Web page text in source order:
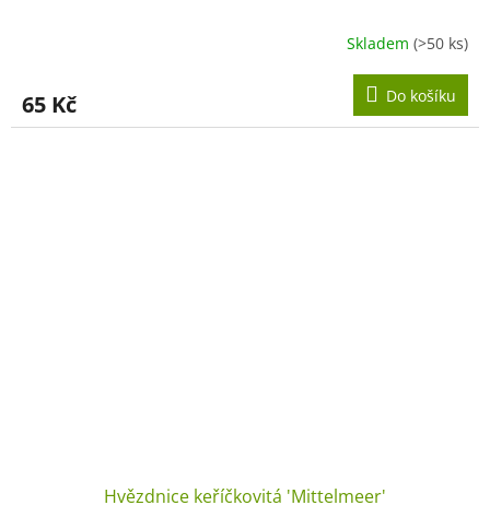
Skladem (>50 ks)
65 Kč Do košíku
Hvězdnice keříčkovitá 'Mittelmeer'